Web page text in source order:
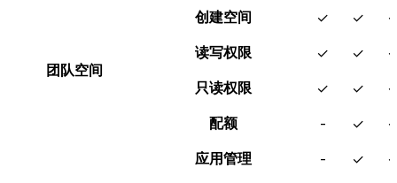
团队空间
创建空间 ✓ ✓
读写权限
✓ ✓
只读权限
✓ ✓
配额
- ✓
应用管理 - ✓